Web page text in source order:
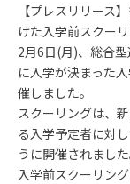
【プレスリリース
けた入学前スクー
2月6日(月)、総合
に入学が決まった
催しました。
スクーリングは、
る入学予定者に対
うに開催されました
入学前スクーリン